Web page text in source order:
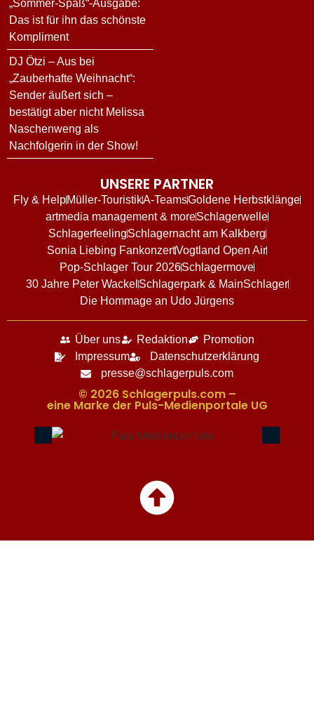
„Sommer-Spaß“-Ausgabe:
Das ist für ihn das schönste
Kompliment
DJ Ötzi – Aus bei
„Zauberhafte Weihnacht“:
Sender äußert sich –
bestätigt aber nicht Melissa
Naschenweng als
Nachfolgerin in der Show!
UNSERE PARTNER
Fly & HelpMüller-TouristikA-TeamsGoldene Herbstklänge
artmedia management & moreSchlagerwelle
SchlagerfeelingSchlagernacht am Kalkberg
Sonia Liebing FankonzertVogtland Open Air
Pop-Schlager Tour 2026Schlagermove
30 Jahre Peter Wackel Schlagerpark & MainSchlager
Die Hommage an Udo Jürgens
Über uns Redaktion
Promotion
Impressum
Datenschutzerklärung
presse@schlagerpuls.com
© 2026 Schlagerpuls.com –
eine Marke der Puls-Medienportale UG​